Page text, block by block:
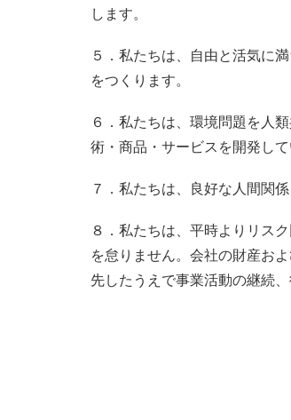
します。
５．私たちは、自由と活気に
をつくります。
６．私たちは、環境問題を人
術・商品・サービスを開発し
７．私たちは、良好な人間関
８．私たちは、平時よりリス
を怠りません。会社の財産お
先したうえで事業活動の継続、